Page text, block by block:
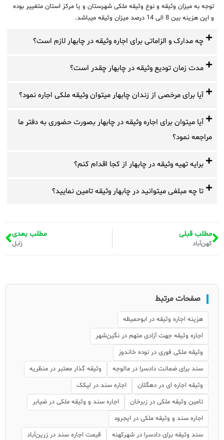
توجه به میزان وثیقه و نوع وثیقه ملکی شهرستان و یا مرکز استان متغییر بوده
و این هزینه بین 8 الی 14 درصد میزان وثیقه میباشد.
چه مدارک و الزاماتی برای اجاره وثیقه در چابهار لازم است؟
مدت زمان تودیع وثیقه در چابهار چقدر است؟
آیا برای مرخصی از زندان چابهار میتوان وثیقه ملکی اجاره نمود؟
آیا میتوان برای اجاره وثیقه در چابهار بصورت حضوری به دفتر ما
مراجعه نمود؟
برایه تهیه وثیقه در چابهار از کجا اقدام کنم؟
تا چه مبلغی میتوانید در چابهار وثیقه تامین نمایید؟
مطلب قبلی
کهن‌آباد
مطلب بعدی
زابل
صفحات مرتبط
هزینه اجاره وثیقه در ابوحمیظه
اجاره وثیقه جهت آزادی متهم در نگین‌شهر
وثیقه ملکی فوری در نوده خاندوز
سند برای ضمانت دادسرا در مالوجه
وثیقه گذار معتبر در منظریه
وثیقه اجاره ای در دهگلان
اجاره سند در لیکک
تامین وثیقه ملکی در زبرخان
اجاره سند و وثیقه ملکی در ضیابر
اجاره سند و وثیقه ملکی در ایجرود
سند وثیقه برای دادسرا در شهرکهنه
قیمت اجاره سند در زرین‌آباد